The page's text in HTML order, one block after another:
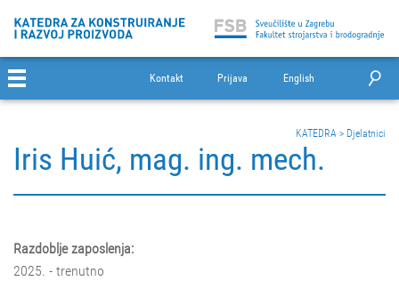
Kontakt Prijava English
KATEDRA > Djelatnici
Iris Huić, mag. ing. mech.
Razdoblje zaposlenja:
2025. - trenutno